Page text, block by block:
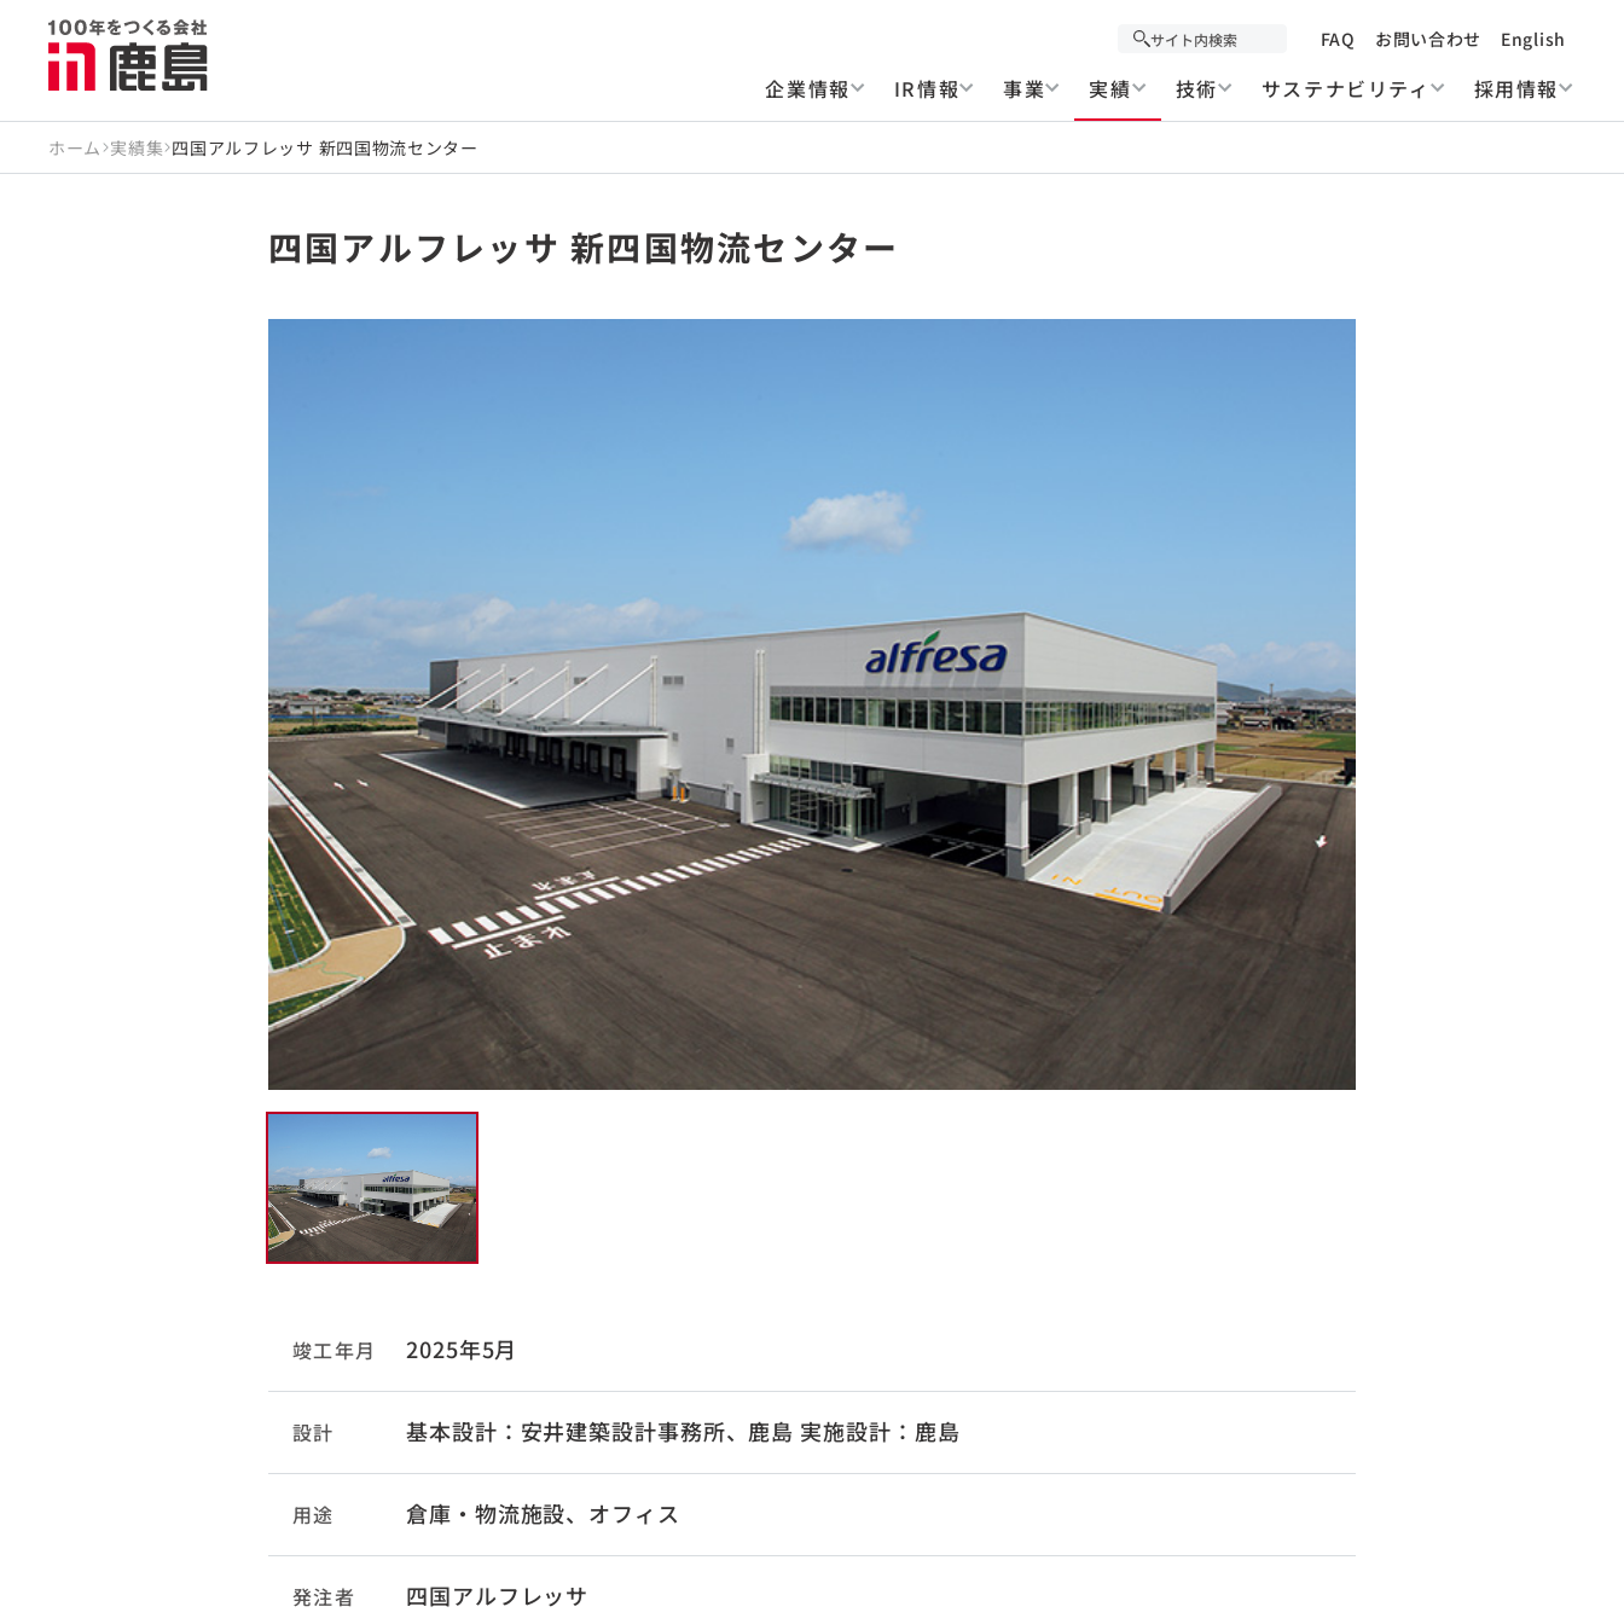
FAQ お問い合わせ English
企業情報 IR情報 事業 実績 技術 サステナビリティ 採用情報
ホーム 実績集 四国アルフレッサ 新四国物流センター
四国アルフレッサ 新四国物流センター
竣工年月 2025年5月
設計 基本設計：安井建築設計事務所、鹿島 実施設計：鹿島
用途 倉庫・物流施設、オフィス
発注者 四国アルフレッサ